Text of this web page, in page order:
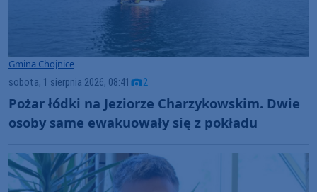
Gmina Chojnice
sobota, 1 sierpnia 2026, 08:41 2
Pożar łódki na Jeziorze Charzykowskim. Dwie
osoby same ewakuowały się z pokładu